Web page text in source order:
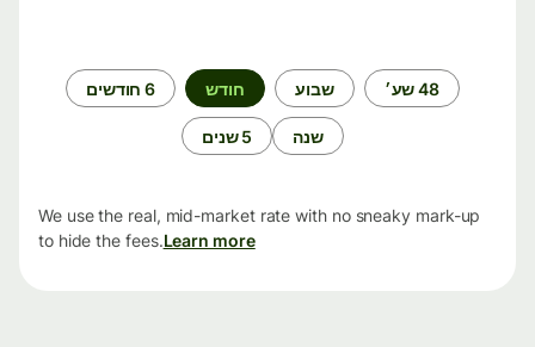
48 שע׳ שבוע חודש 6 חודשים
שנה 5 שנים
We use the real, mid-market rate with no sneaky mark-up
to hide the fees.Learn more